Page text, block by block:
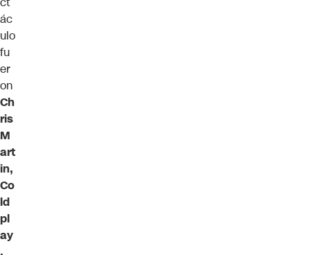
ác
ulo
fu
er
on
Ch
ris
M
art
in,
Co
ld
pl
ay
,